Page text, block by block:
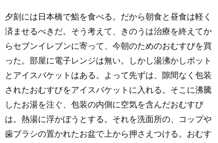
夕刻には日本橋で鮨を食べる。だから朝食と昼食は軽く
済ませるべきだ。そう考えて、きのうは治療を終えてか
らセブンイレブンに寄って、今朝のためのおむすびを買
った。部屋に電子レンジは無い。しかし湯沸かしポット
とアイスバケットはある。よって先ずは、隙間なく包装
されたおむすびをアイスバケットに入れる。そこに沸騰
したお湯を注ぐ、包装の内側に空気を含んだおむすび
は。熱湯に浮かぼうとする。それを洗面所の、コップや
歯ブラシの置かれたお盆で上から押さえつける。おむす